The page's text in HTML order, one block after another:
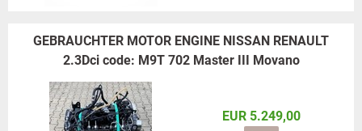
GEBRAUCHTER MOTOR ENGINE NISSAN RENAULT
2.3Dci code: M9T 702 Master III Movano
EUR 5.249,00